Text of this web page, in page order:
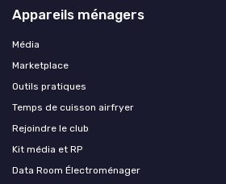
Appareils ménagers
Média
Marketplace
Outils pratiques
Temps de cuisson airfryer
Rejoindre le club
Kit média et RP
Data Room Électroménager